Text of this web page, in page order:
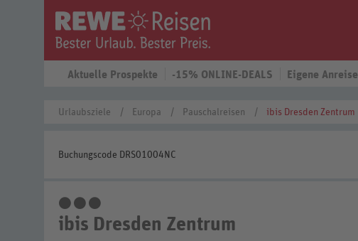
Aktuelle Prospekte -15% ONLINE-DEALS Eigene Anreise
Urlaubsziele Europa Pauschalreisen ibis Dresden Zentrum
Buchungscode DRS01004NC
ibis Dresden Zentrum